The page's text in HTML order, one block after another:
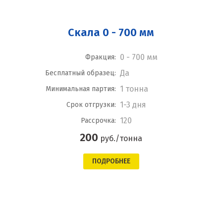
Скала 0 - 700 мм
Фракция: 0 - 700 мм
Бесплатный образец: Да
Минимальная партия: 1 тонна
Срок отгрузки: 1-3 дня
Рассрочка: 120
200 руб./тонна
ПОДРОБНЕЕ